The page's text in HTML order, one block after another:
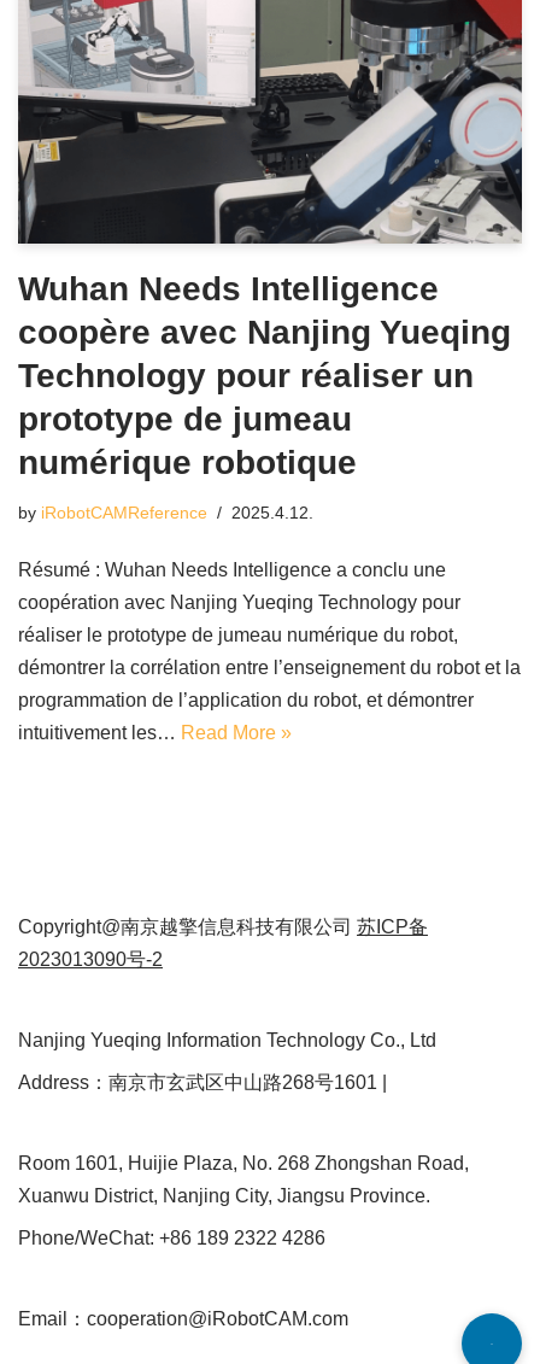
Wuhan Needs Intelligence
coopère avec Nanjing Yueqing
Technology pour réaliser un
prototype de jumeau
numérique robotique
by iRobotCAMReference 2025.4.12.
Résumé : Wuhan Needs Intelligence a conclu une
coopération avec Nanjing Yueqing Technology pour
réaliser le prototype de jumeau numérique du robot,
démontrer la corrélation entre l’enseignement du robot et la
programmation de l’application du robot, et démontrer
intuitivement les… Read More »
Copyright@南京越擎信息科技有限公司 苏ICP备
2023013090号-2
Nanjing Yueqing Information Technology Co., Ltd
Address：南京市玄武区中山路268号1601 |
Room 1601, Huijie Plaza, No. 268 Zhongshan Road,
Xuanwu District, Nanjing City, Jiangsu Province.
Phone/WeChat: +86 189 2322 4286
Email：cooperation@iRobotCAM.com